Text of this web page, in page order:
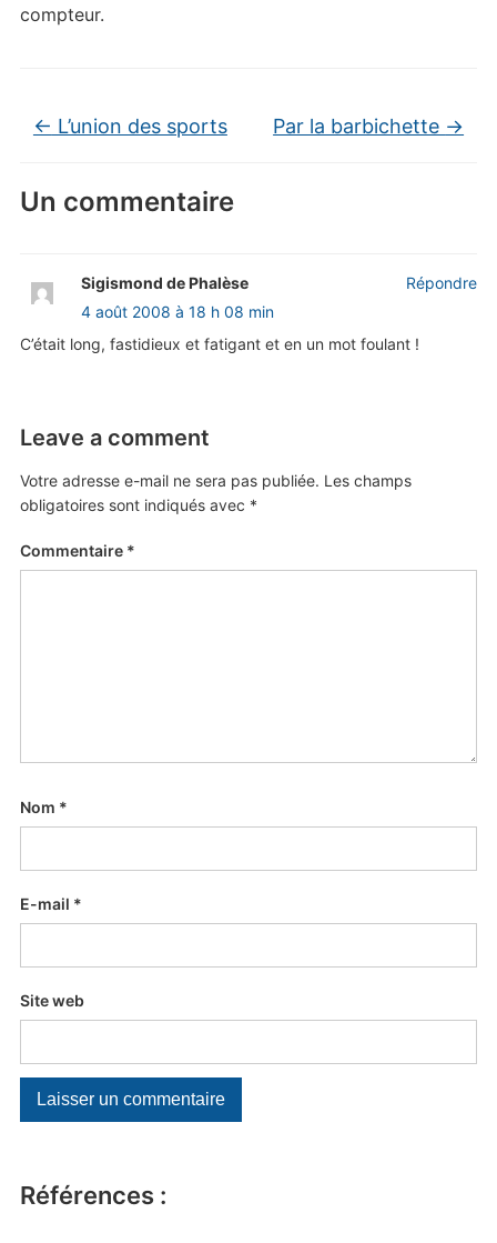
Références :
compteur.
← L’union des sports Par la barbichette →
Un commentaire
Sigismond de Phalèse
4 août 2008 à 18 h 08 min
C’était long, fastidieux et fatigant et en un mot foulant !
Répondre
Leave a comment
Votre adresse e-mail ne sera pas publiée. Les champs
obligatoires sont indiqués avec *
Commentaire *
Nom *
E-mail *
Site web